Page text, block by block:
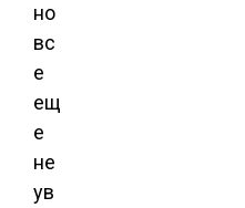
но
вс
е
ещ
е
не
ув